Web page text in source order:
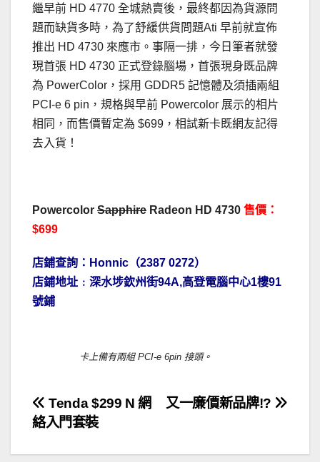
繼早前 HD 4770 全城熱賣後，最終都因為貨源問
題而缺貨多時，為了舒緩供貨問題Ati 早前就宣佈
推出 HD 4730 來應市。事隔一排，今日筆者就發
現首張 HD 4730 正式登錄腦場，首張現身既品牌
為 PowerColor，採用 GDDR5 記憶體及須插兩組
PCI-e 6 pin，規格與早前 Powercolor 展示的相片
相同，而售價暫定為 $699，相試新卡既網友記得
去入貨！
Powercolor Sapphire Radeon HD 4730 售價：
$699
店鋪查詢：Honnic（2387 0272）
店鋪地址﹕深水埗欽州街94A,高登電腦中心1樓91
號鋪
卡上備有兩組 PCI-e 6pin 接頭。
文
章
又一廉價新品牌!?
Tenda $299 N 網
絡入門套裝